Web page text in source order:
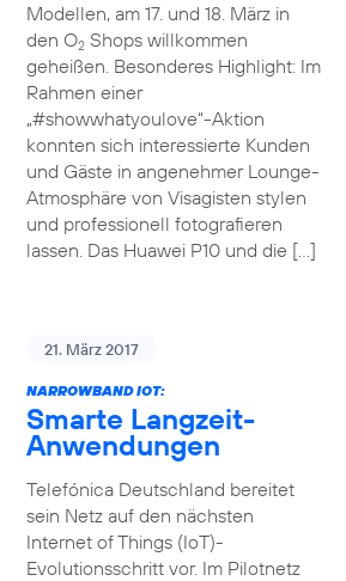
Modellen, am 17. und 18. März in
den O2Shops willkommen
geheißen. Besonderes Highlight: Im
Rahmen einer
„#showwhatyoulove“-Aktion
konnten sich interessierte Kunden
und Gäste in angenehmer Lounge-
Atmosphäre von Visagisten stylen
und professionell fotografieren
lassen. Das Huawei P10 und die […]
21. März 2017
NARROWBAND IOT:
Smarte Langzeit-
Anwendungen
Telefónica Deutschland bereitet
sein Netz auf den nächsten
Internet of Things (IoT)-
Evolutionsschritt vor. Im Pilotnetz